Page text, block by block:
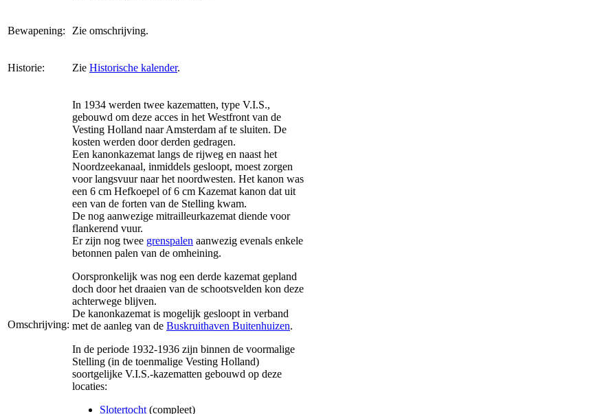
Bewapening: Zie omschrijving.
Historie: Zie Historische kalender.
Omschrijving:
In 1934 werden twee kazematten, type V.I.S.,
gebouwd om deze acces in het Westfront van de
Vesting Holland naar Amsterdam af te sluiten. De
kosten werden door derden gedragen.
Een kanonkazemat langs de rijweg en naast het
Noordzeekanaal, inmiddels gesloopt, moest zorgen
voor langsvuur naar het noordwesten. Het kanon was
een 6 cm Hefkoepel of 6 cm Kazemat kanon dat uit
een van de forten van de Stelling kwam.
De nog aanwezige mitrailleurkazemat diende voor
flankerend vuur.
Er zijn nog twee grenspalen aanwezig evenals enkele
betonnen palen van de omheining.
Oorspronkelijk was nog een derde kazemat gepland
doch door het draaien van de schootsvelden kon deze
achterwege blijven.
De kanonkazemat is mogelijk gesloopt in verband
met de aanleg van de Buskruithaven Buitenhuizen.
In de periode 1932-1936 zijn binnen de voormalige
Stelling (in de toenmalige Vesting Holland)
soortgelijke V.I.S.-kazematten gebouwd op deze
locaties:
Slotertocht (compleet)